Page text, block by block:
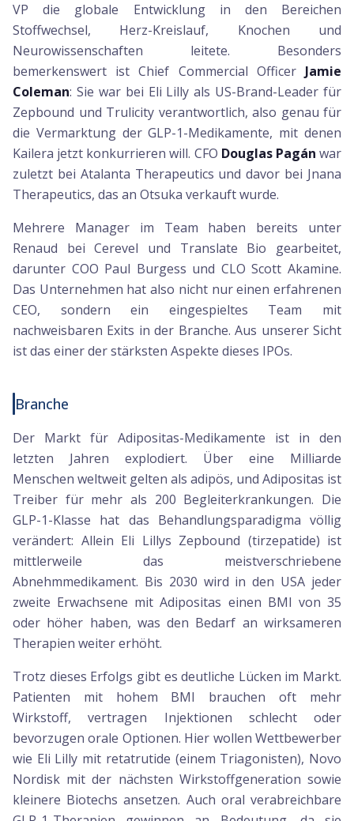
VP die globale Entwicklung in den Bereichen
Stoffwechsel, Herz-Kreislauf, Knochen und
Neurowissenschaften leitete. Besonders
bemerkenswert ist Chief Commercial Officer Jamie
Coleman: Sie war bei Eli Lilly als US-Brand-Leader für
Zepbound und Trulicity verantwortlich, also genau für
die Vermarktung der GLP-1-Medikamente, mit denen
Kailera jetzt konkurrieren will. CFO Douglas Pagán war
zuletzt bei Atalanta Therapeutics und davor bei Jnana
Therapeutics, das an Otsuka verkauft wurde.
Mehrere Manager im Team haben bereits unter
Renaud bei Cerevel und Translate Bio gearbeitet,
darunter COO Paul Burgess und CLO Scott Akamine.
Das Unternehmen hat also nicht nur einen erfahrenen
CEO, sondern ein eingespieltes Team mit
nachweisbaren Exits in der Branche. Aus unserer Sicht
ist das einer der stärksten Aspekte dieses IPOs.
Branche
Der Markt für Adipositas-Medikamente ist in den
letzten Jahren explodiert. Über eine Milliarde
Menschen weltweit gelten als adipös, und Adipositas ist
Treiber für mehr als 200 Begleiterkrankungen. Die
GLP-1-Klasse hat das Behandlungsparadigma völlig
verändert: Allein Eli Lillys Zepbound (tirzepatide) ist
mittlerweile das meistverschriebene
Abnehmmedikament. Bis 2030 wird in den USA jeder
zweite Erwachsene mit Adipositas einen BMI von 35
oder höher haben, was den Bedarf an wirksameren
Therapien weiter erhöht.
Trotz dieses Erfolgs gibt es deutliche Lücken im Markt.
Patienten mit hohem BMI brauchen oft mehr
Wirkstoff, vertragen Injektionen schlecht oder
bevorzugen orale Optionen. Hier wollen Wettbewerber
wie Eli Lilly mit retatrutide (einem Triagonisten), Novo
Nordisk mit der nächsten Wirkstoffgeneration sowie
kleinere Biotechs ansetzen. Auch oral verabreichbare